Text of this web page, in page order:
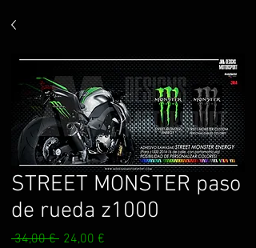
STREET MONSTER paso
de rueda z1000
34,00 € Prix
24,00 €